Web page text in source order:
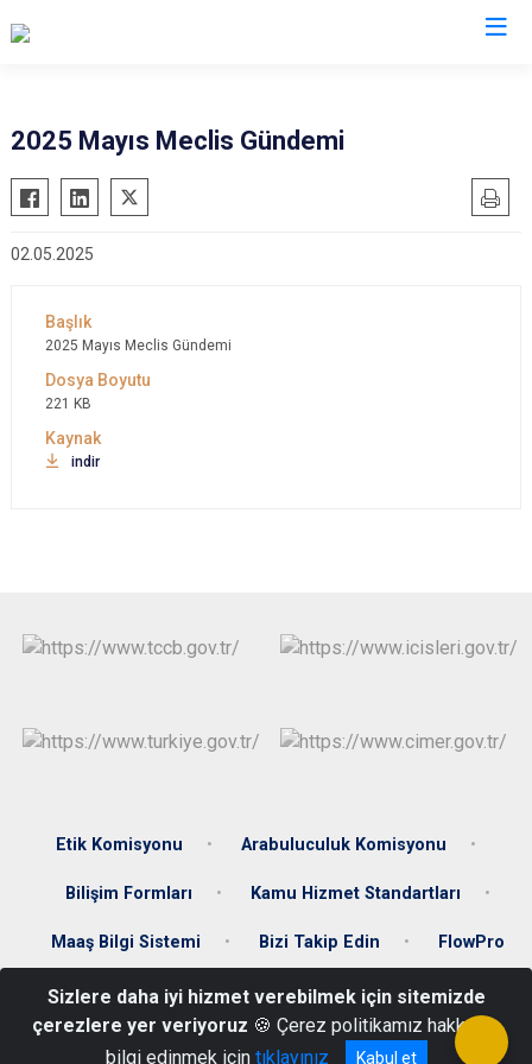
2025 Mayıs Meclis Gündemi
02.05.2025
2025 Mayıs Meclis Gündemi
221 KB
indir
Etik Komisyonu Arabuluculuk Komisyonu
Bilişim Formları Kamu Hizmet Standartları
Maaş Bilgi Sistemi Bizi Takip Edin FlowPro
Akdeğirmen Mah. M. Akif Ersoy Cad. No: 1 58020 Merkez/Sivas
+90 346 223 01 16
Sizlere daha iyi hizmet verebilmek için sitemizde
çerezlere yer veriyoruz 🍪 Çerez politikamız hakkında
bilgi edinmek için tıklayınız Kabul et